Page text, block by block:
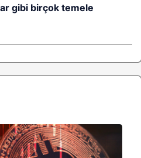
gibi birçok temele